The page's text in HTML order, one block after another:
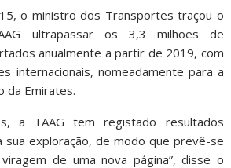
o ministro dos Transportes traçou o
ultrapassar os 3,3 milhões de
anualmente a partir de 2019, com
internacionais, nomeadamente para a
da Emirates.
a TAAG tem registado resultados
sua exploração, de modo que prevê-se
de uma nova página”, disse o